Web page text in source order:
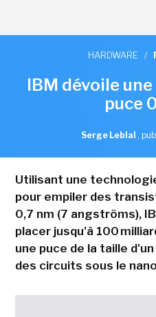
HARDWARE /
IBM dévoile
puce
Serge Leblal ,
Utilisant une
pour empiler des
0,7 nm (7 angströms),
placer jusqu'à 100
une puce de la taille
des circuits sous le